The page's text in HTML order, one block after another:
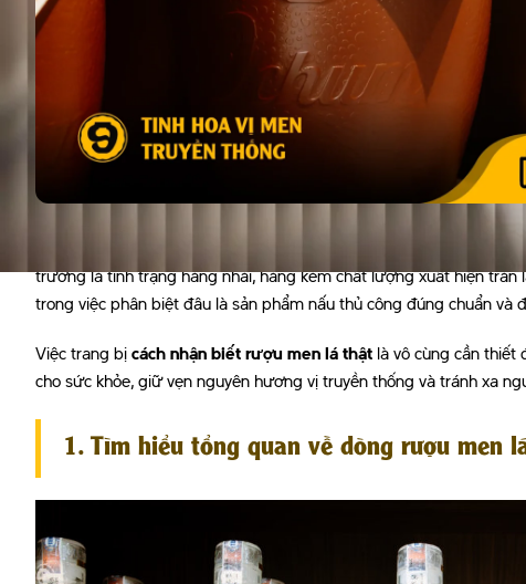
Nhu cầu thưởng thức các loại rượu truyền thống ngày càng tăng
trường là tình trạng hàng nhái, hàng kém chất lượng xuất hiện
trong việc phân biệt đâu là sản phẩm nấu thủ công đúng chuẩn và
Việc trang bị cách nhận biết rượu men lá thật là vô cùng cần thiết
cho sức khỏe, giữ vẹn nguyên hương vị truyền thống và tránh xa
1. Tìm hiểu tổng quan về dòng rượu men